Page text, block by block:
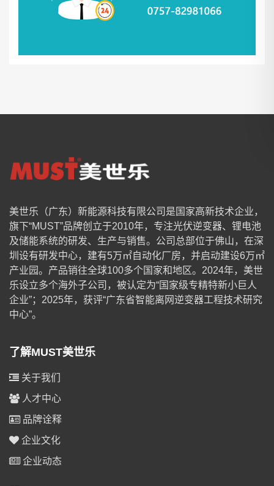
美世乐（广东）新能源科技有限公司是国家高新技术企业，
旗下“MUST”品牌创立于2010年，专注光伏逆变器、锂电池
及储能系统的研发、生产与销售。公司总部位于佛山，在深
圳设有研发中心，建有5万㎡自动化厂房，并启动建设6万㎡
产业园。产品销往全球100多个国家和地区。2024年，美世
乐设立多个海外子公司，被认定为“国家级专精特新小巨人
企业”；2025年，获评“广东省智能离网逆变器工程技术研究
中心”。
了解MUST美世乐
关于我们
人才中心
品牌诠释
企业文化
企业动态